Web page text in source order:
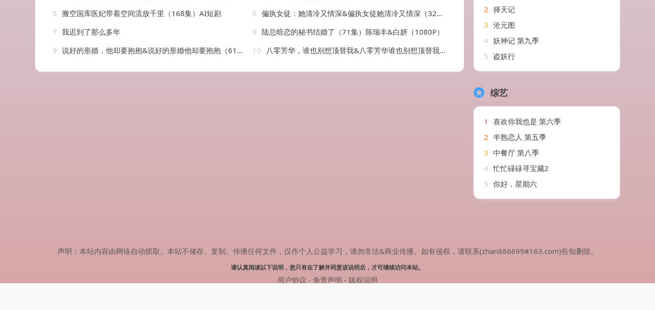
5 搬空国库医妃带着空间流放千里（168集）AI短剧 6 偏执女徒：她清冷又情深&偏执女徒她清冷又情深（32集）AI短剧
7 我迟到了那么多年 8 陆总暗恋的秘书结婚了（71集）陈瑞丰&白妍（1080P）
9 说好的形婚，他却要抱抱&说好的形婚他却要抱抱（61集）AI短剧 10 八零芳华，谁也别想顶替我&八零芳华谁也别想顶替我（85集）AI短剧
2 择天记
3 沧元图
4 妖神记 第九季
5 盗妖行
综艺
1
喜欢你我也是 第六季
2 半熟恋人 第五季
3 中餐厅 第八季
4 忙忙碌碌寻宝藏2
5 你好，星期六
声明：本站内容由网络自动抓取。本站不储存、复制、传播任何文件，仅作个人公益学习，请勿非法&商业传播。如有侵权，请联系(zhan886699#163.com)告知删除。
请认真阅读以下说明，您只有在了解并同意该说明后，才可继续访问本站。
用户协议 - 免责声明 - 版权说明